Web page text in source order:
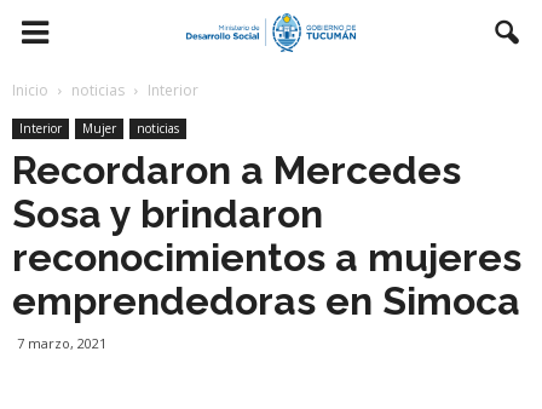
Inicio noticias Interior
Interior Mujer noticias
Recordaron a Mercedes
Sosa y brindaron
reconocimientos a mujeres
emprendedoras en Simoca
7 marzo, 2021